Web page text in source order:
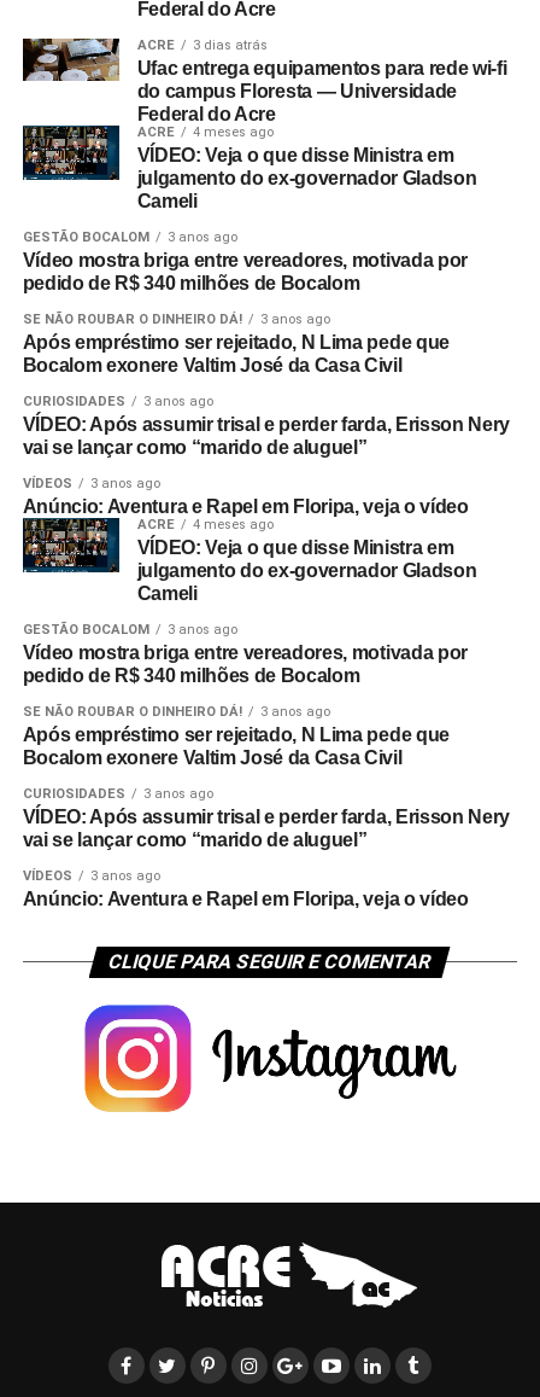
Federal do Acre
ACRE 3 dias atrás
Ufac entrega equipamentos para rede wi-fi
do campus Floresta — Universidade
Federal do Acre
ACRE 4 meses ago
VÍDEO: Veja o que disse Ministra em
julgamento do ex-governador Gladson
Cameli
GESTÃO BOCALOM 3 anos ago
Vídeo mostra briga entre vereadores, motivada por
pedido de R$ 340 milhões de Bocalom
SE NÃO ROUBAR O DINHEIRO DÁ! 3 anos ago
Após empréstimo ser rejeitado, N Lima pede que
Bocalom exonere Valtim José da Casa Civil
CURIOSIDADES 3 anos ago
VÍDEO: Após assumir trisal e perder farda, Erisson Nery
vai se lançar como “marido de aluguel”
VÍDEOS 3 anos ago
Anúncio: Aventura e Rapel em Floripa, veja o vídeo
ACRE 4 meses ago
VÍDEO: Veja o que disse Ministra em
julgamento do ex-governador Gladson
Cameli
GESTÃO BOCALOM 3 anos ago
Vídeo mostra briga entre vereadores, motivada por
pedido de R$ 340 milhões de Bocalom
SE NÃO ROUBAR O DINHEIRO DÁ! 3 anos ago
Após empréstimo ser rejeitado, N Lima pede que
Bocalom exonere Valtim José da Casa Civil
CURIOSIDADES 3 anos ago
VÍDEO: Após assumir trisal e perder farda, Erisson Nery
vai se lançar como “marido de aluguel”
VÍDEOS 3 anos ago
Anúncio: Aventura e Rapel em Floripa, veja o vídeo
CLIQUE PARA SEGUIR E COMENTAR